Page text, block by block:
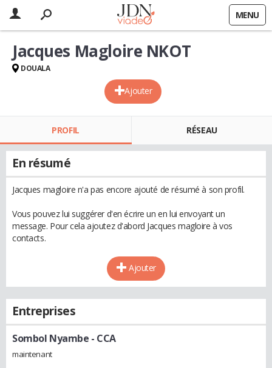
MENU
Ajouter
Jacques Magloire NKOT
DOUALA
PROFIL RÉSEAU
En résumé
Jacques magloire n'a pas encore ajouté de résumé à son profil.
Vous pouvez lui suggérer d'en écrire un en lui envoyant un
message. Pour cela ajoutez d'abord Jacques magloire à vos
contacts.
Ajouter
Entreprises
Sombol Nyambe - CCA
maintenant